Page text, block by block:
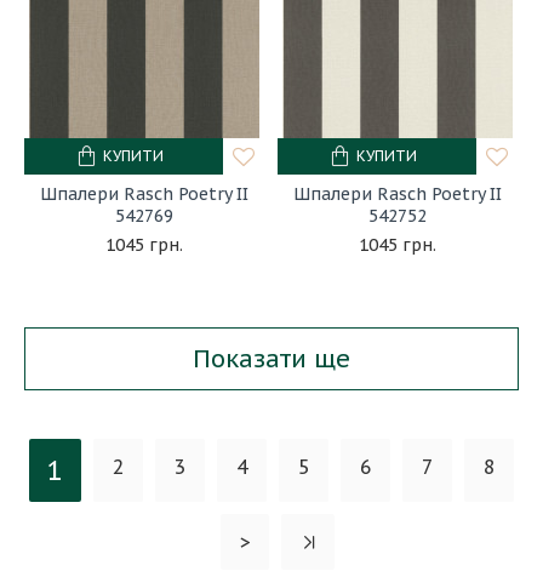
Шпалери Rasch Poetry II
542769
1045 грн.
КУПИТИ
Шпалери Rasch Poetry II
542752
1045 грн.
КУПИТИ
Показати ще
1 2 3 4 5 6 7 8
>